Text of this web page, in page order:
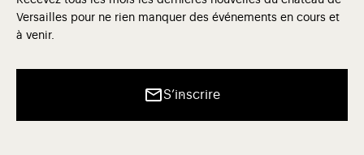
Versailles pour ne rien manquer des événements en cours et
à venir.
S’inscrire